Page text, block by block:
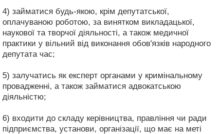
4) займатися будь-якою, крім депутатської,
оплачуваною роботою, за винятком викладацької,
наукової та творчої діяльності, а також медичної
практики у вільний від виконання обов'язків народного
депутата час;
5) залучатись як експерт органами у кримінальному
провадженні, а також займатися адвокатською
діяльністю;
6) входити до складу керівництва, правління чи ради
підприємства, установи, організації, що має на меті